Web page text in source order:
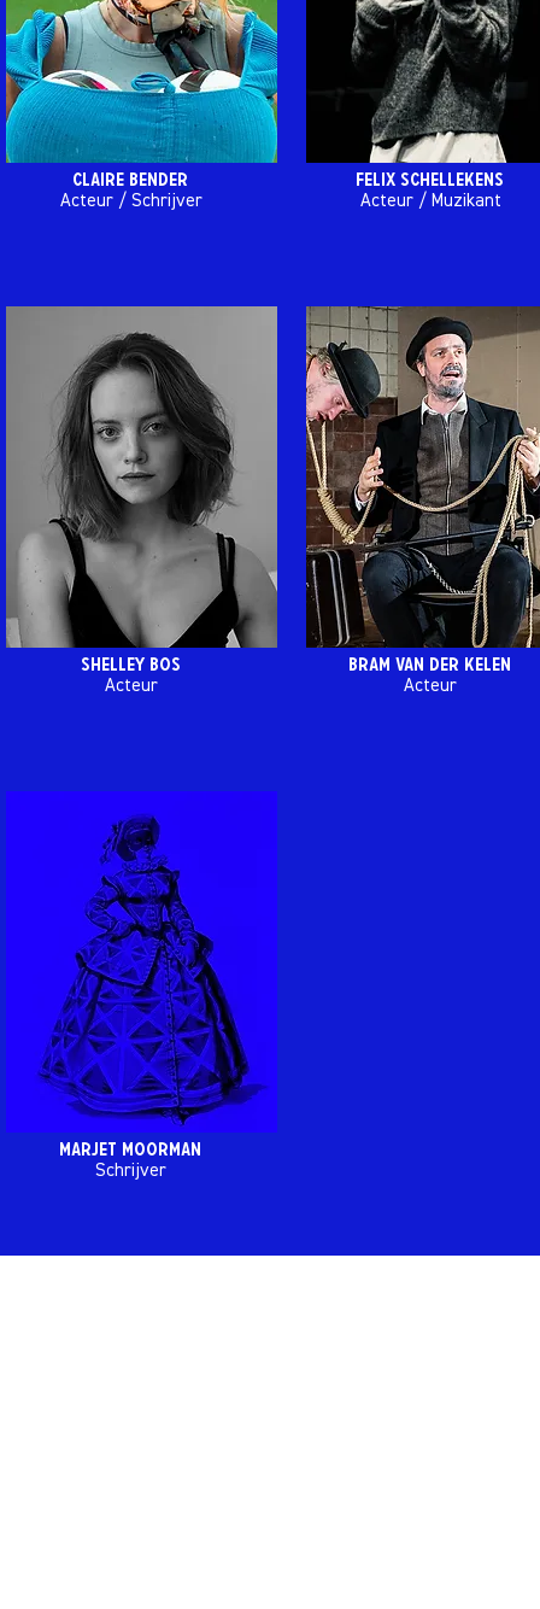
Claire bender
Acteur / Schrijver
Shelley Bos
Acteur
marjet moorman
Schrijver
felix schellekens
Acteur / Muzikant
Bram van der kelen
Acteur